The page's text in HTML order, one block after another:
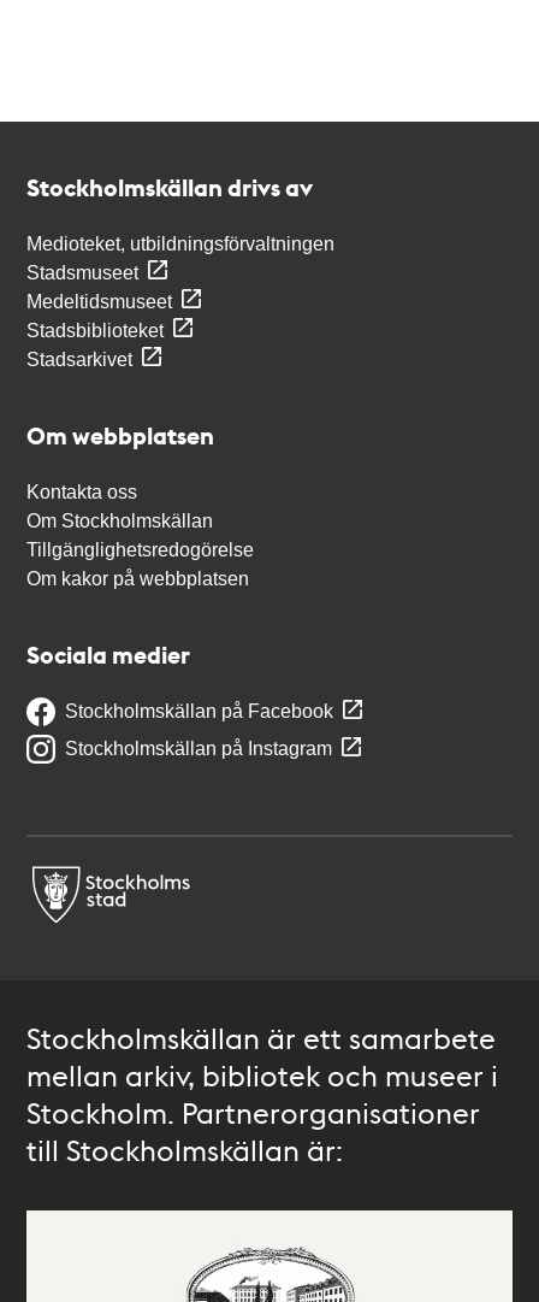
Stockholmskällan drivs av
Medioteket, utbildningsförvaltningen
Stadsmuseet
Medeltidsmuseet
Stadsbiblioteket
Stadsarkivet
Om webbplatsen
Kontakta oss
Om Stockholmskällan
Tillgänglighetsredogörelse
Om kakor på webbplatsen
Sociala medier
Stockholmskällan på Facebook
Stockholmskällan på Instagram
Stockholmskällan är ett samarbete
mellan arkiv, bibliotek och museer i
Stockholm. Partnerorganisationer
till Stockholmskällan är: